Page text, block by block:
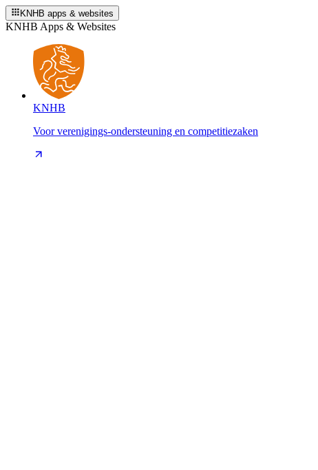
KNHB apps & websites
KNHB Apps & Websites
KNHB
Voor verenigings-ondersteuning en competitiezaken